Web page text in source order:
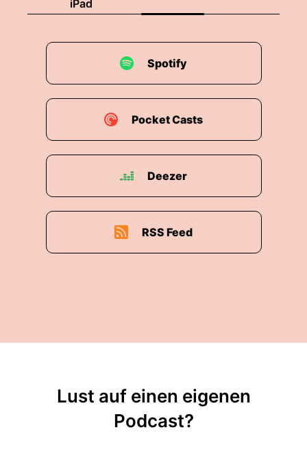
iPad
Spotify
Pocket Casts
Deezer
RSS Feed
Lust auf einen eigenen
Podcast?